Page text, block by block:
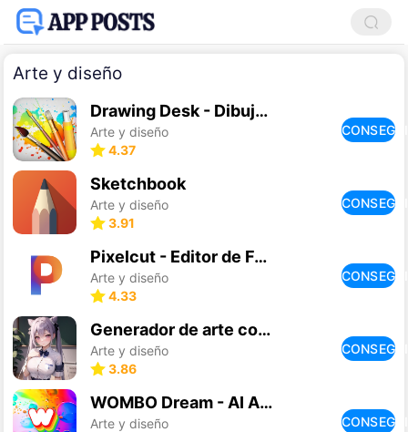
Arte y diseño
Drawing Desk - Dibujar, Pintar
Arte y diseño
4.37
Sketchbook
Arte y diseño
3.91
Pixelcut - Editor de Fotos
Arte y diseño
4.33
Generador de arte con de anime
Arte y diseño
3.86
WOMBO Dream - AI Art Generator
Arte y diseño